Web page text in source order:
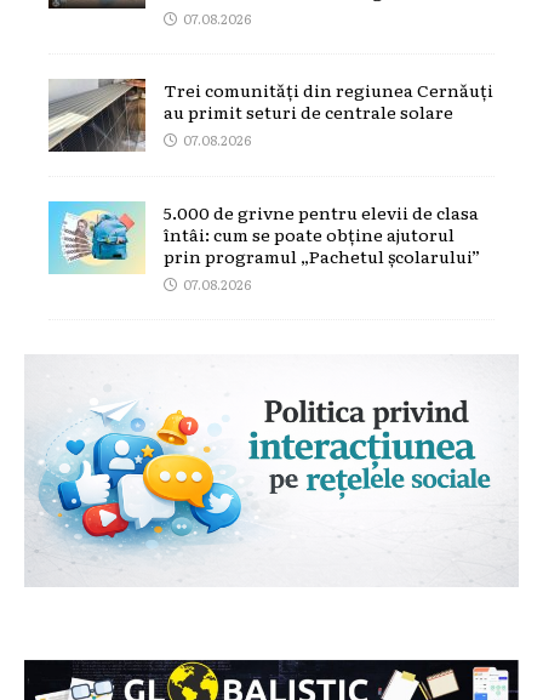
07.08.2026
Trei comunități din regiunea Cernăuți
au primit seturi de centrale solare
07.08.2026
5.000 de grivne pentru elevii de clasa
întâi: cum se poate obține ajutorul
prin programul „Pachetul școlarului”
07.08.2026